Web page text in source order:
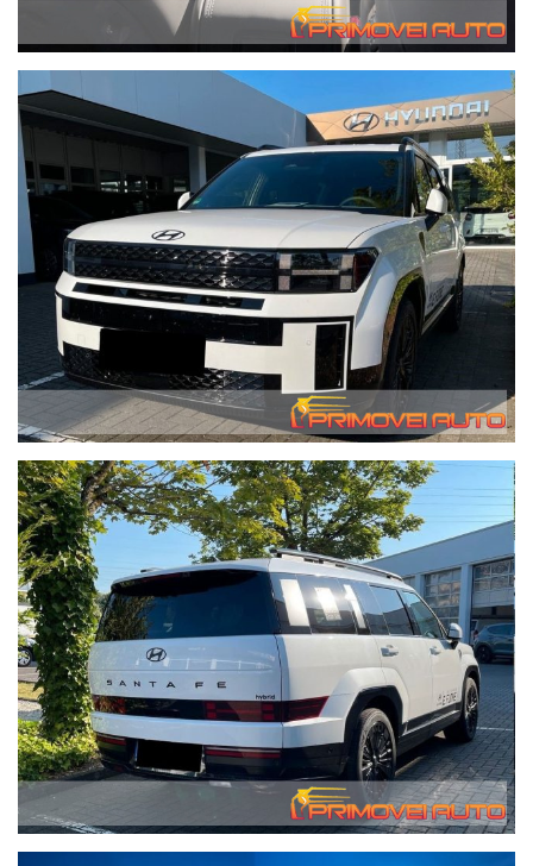
Vi preghiamo di comunicare se avete delle scadenze per
l’offerta che richiedete.
Possibilità di consegna anche a domicilio con mezzo
attrezzato - il costo di questo servizio varia in base a i
chilometri di percorrenza. Contattateci per avere queste
informazioni, grazie. We speak English.
In caso di acquisto forniamo gratuitamente alla nostra
clientela che lo richieda, il servizio di recupero dalla Stazione
Ferroviaria Centrale di Modena fino alla nostra sede.
Migliaia di clienti hanno acquistato da noi da tutta Italia.
I tempi di trasporto e preconsegna per le auto non presenti in
sede sono solitamente 7 giorni. In questo caso si può
richiedere il contratto versando soltanto un acconto del 10%
minimo 2.000 euro, il saldo potete farlo dopo che l’auto è
arrivata in sede.
Centinaia di migliaia di auto non ci stanno tutte in salone
come pensano purtroppo alcuni clienti.
Addominali, Bracciolo, Visualizzazione head-up, Airbag
frontali, Avviso di attraversamento involontario della corsia,
Auto Android, Immobilizzatore, Apple CarPlay, Assistenza alla
frenata di emergenza, Assistenza alla partenza in salita,
assistente abbaglianti, Bluetooth, Cambio robotizzato, Sensore
di luce, Sensore pioggia, Registro di manutenzione, Ricarica
induttiva per smartphone, Aria condizionata automatica,
Cabina di pilotaggio digitale, Controllo vocale, Monitoraggio
automatico della pressione dei pneumatici, Diesel con filtro
antiparticolato, Servosterzo, Illuminazione adattiva in curva,
Illuminazione ambientale, Illuminazione stradale senza
abbagliamento, Schermo tattile, ESP, Chiusura centralizzata,
Luci di posizione a LED, Portapacchi, Garanzia, GPS, Griglia
protettiva per bagagliaio, Portellone elettrico, Isofix (punti di
ancoraggio seggiolino bambino), Cerchi in lega, Kit di
riparazione pneumatici di emergenza, Kit vivavoce, Computer
di bordo, Sport da imballaggio, Fari LED, Pneumatici estivi,
Punto Isofix sedile passeggero, Porta USB, Radio DAB,
Regolazione elettrica del sedile, Cruise control adattivo,